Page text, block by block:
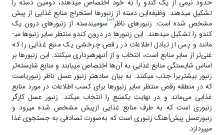
حدود نیمی از یک کندو را به خود اختصاص می­دهند، دومین دسته را
تشکیل می­دهند. وظیفه‌این دسته از زنبورها استخراج منابع غذایی از پیش
مشخص شده است. زنبور‌های ناظر[36]
سومیندسته از زنبور‌های درون یک
کندو را تشکیل می­دهند. این زنبور‌‌ها در درون کندو منتظر سایر زنبو‌ها می­
مانند و پس از تبادل اطلاعات در رقص چرخشی یک منبع غذایی را که
غنی‌تر از سایر منابع است، انتخاب و از آنبهره­برداری می­کنند. این زنبور‌ها بر
اساس شایستگی منابع غذایی به آن­‌ها اختصاص می­یابند و منابع شایسته‌تر
زنبور بیشتریرا جذب می­کنند. به بیان ساده­تر زنبور عسل ناظر زنبوریاست
که در منطقه رقص منتظر سایر زنبورها برای کسب اطلاعات در مورد منابع
غذایی می‌ماند و در نهایت یکمنبع را انتخاب می­کند. زنبور عسل کارگر
زنبوری است که به طرف منابع غذایی ازپیش مشخص شده می­رود و
زنبورعسل پیش‌آهنگ زنبوری است که به‌صورت تصادفی به جستجوی غذا
می­پردازد.